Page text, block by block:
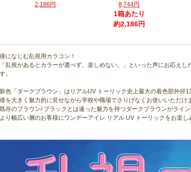
2,186円
8,744円
1箱あたり
約2,186円
瞳になじむ乱視用カラコン！
「乱視があるとカラーが選べず、楽しめない。」といった声にお応え
す。
新色「ダークブラウン」はリアルUV トーリック史上最大の着色部外径
瞳を大きく魅力的に見せながら学校や職場でさりげなくお使いいただけ
既存のブラウン/ ブラックとは違った魅力を持つダークブラウンがライン
より幅広い層のお客様にワンデーアイレ リアル UV トーリックをお楽し